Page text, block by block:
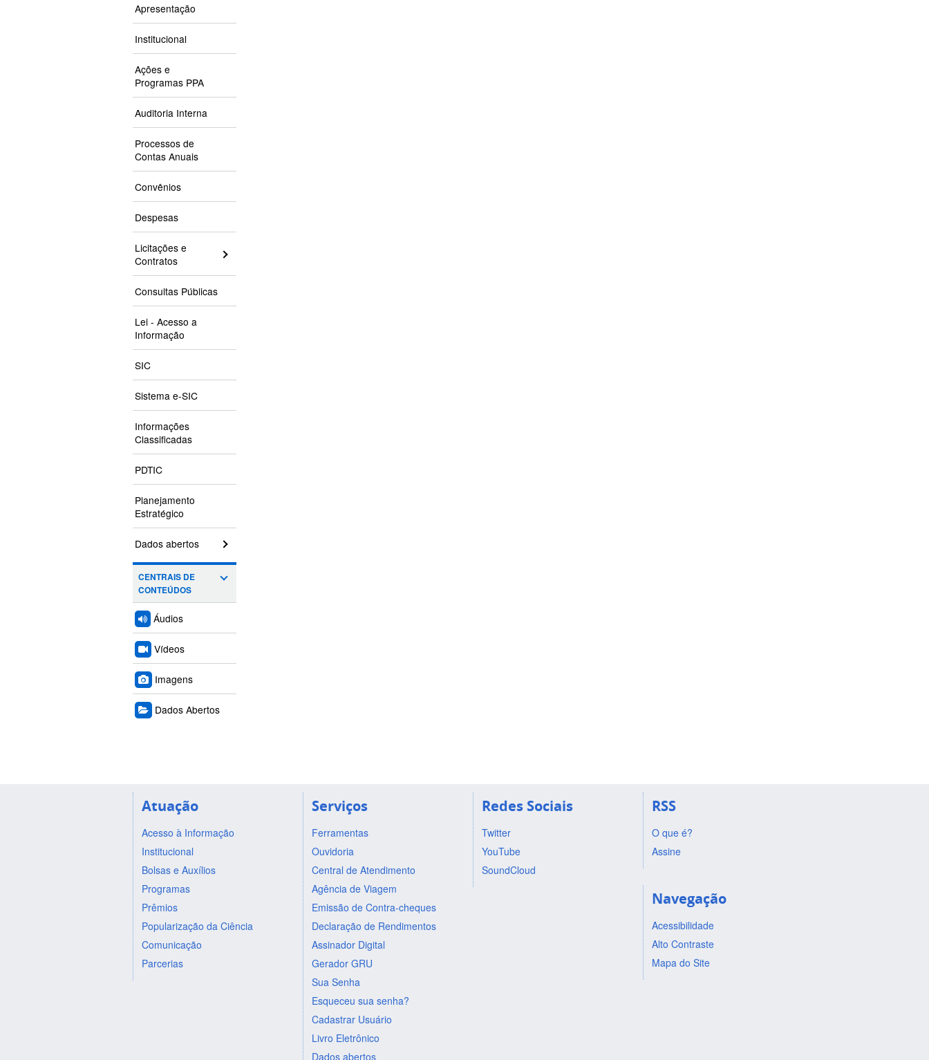
Apresentação
Institucional
Ações e
Programas PPA
Auditoria Interna
Processos de
Contas Anuais
Convênios
Despesas
Licitações e
Contratos
Consultas Públicas
Lei - Acesso a
Informação
SIC
Sistema e-SIC
Informações
Classificadas
PDTIC
Planejamento
Estratégico
Dados abertos
CENTRAIS DE
CONTEÚDOS
Áudios
Vídeos
Imagens
Dados Abertos
Atuação
Acesso à Informação
Institucional
Bolsas e Auxílios
Programas
Prêmios
Popularização da Ciência
Comunicação
Parcerias
Serviços
Ferramentas
Ouvidoria
Central de Atendimento
Agência de Viagem
Emissão de Contra-cheques
Declaração de Rendimentos
Assinador Digital
Gerador GRU
Sua Senha
Esqueceu sua senha?
Cadastrar Usuário
Livro Eletrônico
Dados abertos
Redes Sociais
Twitter
YouTube
SoundCloud
RSS
O que é?
Assine
Navegação
Acessibilidade
Alto Contraste
Mapa do Site